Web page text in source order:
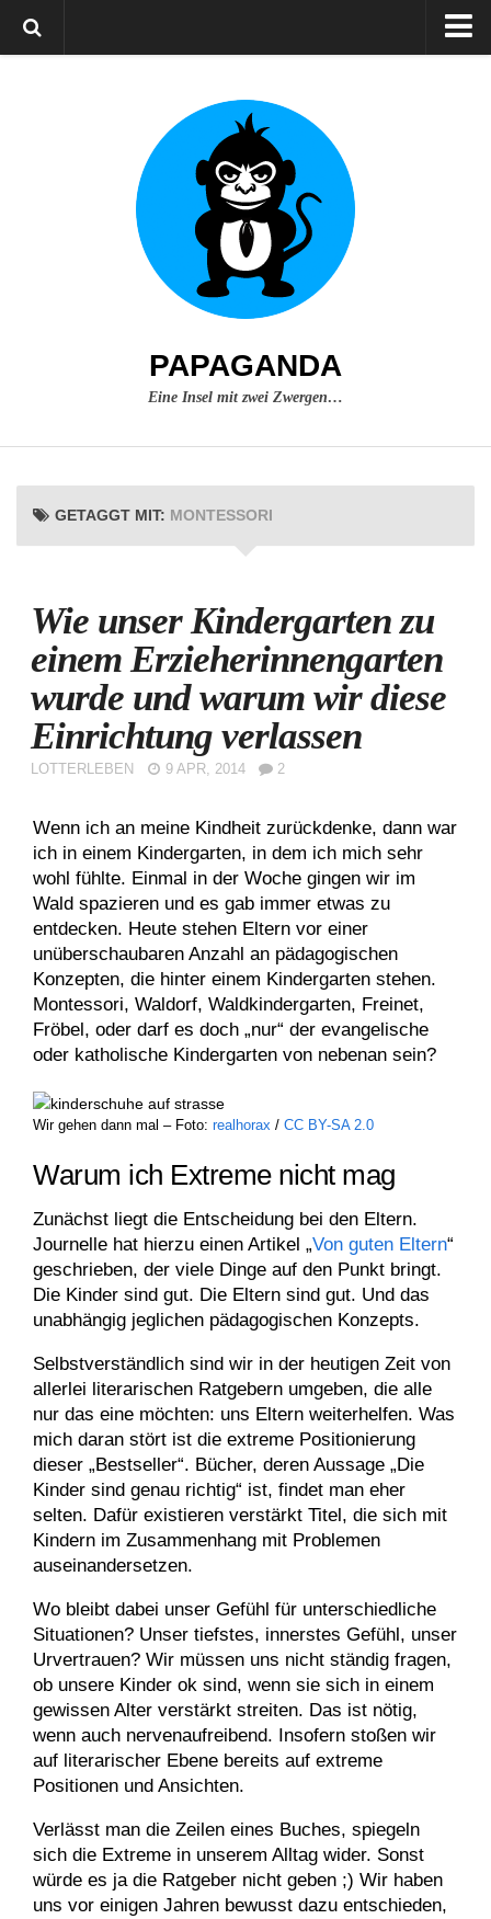
PAPAGANDA
Eine Insel mit zwei Zwergen…
GETAGGT MIT: MONTESSORI
Wie unser Kindergarten zu
einem Erzieherinnengarten
wurde und warum wir diese
Einrichtung verlassen
LOTTERLEBEN 9 APR, 2014 2
Wenn ich an meine Kindheit zurückdenke, dann war
ich in einem Kindergarten, in dem ich mich sehr
wohl fühlte. Einmal in der Woche gingen wir im
Wald spazieren und es gab immer etwas zu
entdecken. Heute stehen Eltern vor einer
unüberschaubaren Anzahl an pädagogischen
Konzepten, die hinter einem Kindergarten stehen.
Montessori, Waldorf, Waldkindergarten, Freinet,
Fröbel, oder darf es doch „nur“ der evangelische
oder katholische Kindergarten von nebenan sein?
Wir gehen dann mal – Foto: realhorax / CC BY-SA 2.0
Warum ich Extreme nicht mag
Zunächst liegt die Entscheidung bei den Eltern.
Journelle hat hierzu einen Artikel „Von guten Eltern“
geschrieben, der viele Dinge auf den Punkt bringt.
Die Kinder sind gut. Die Eltern sind gut. Und das
unabhängig jeglichen pädagogischen Konzepts.
Selbstverständlich sind wir in der heutigen Zeit von
allerlei literarischen Ratgebern umgeben, die alle
nur das eine möchten: uns Eltern weiterhelfen. Was
mich daran stört ist die extreme Positionierung
dieser „Bestseller“. Bücher, deren Aussage „Die
Kinder sind genau richtig“ ist, findet man eher
selten. Dafür existieren verstärkt Titel, die sich mit
Kindern im Zusammenhang mit Problemen
auseinandersetzen.
Wo bleibt dabei unser Gefühl für unterschiedliche
Situationen? Unser tiefstes, innerstes Gefühl, unser
Urvertrauen? Wir müssen uns nicht ständig fragen,
ob unsere Kinder ok sind, wenn sie sich in einem
gewissen Alter verstärkt streiten. Das ist nötig,
wenn auch nervenaufreibend. Insofern stoßen wir
auf literarischer Ebene bereits auf extreme
Positionen und Ansichten.
Verlässt man die Zeilen eines Buches, spiegeln
sich die Extreme in unserem Alltag wider. Sonst
würde es ja die Ratgeber nicht geben ;) Wir haben
uns vor einigen Jahren bewusst dazu entschieden,